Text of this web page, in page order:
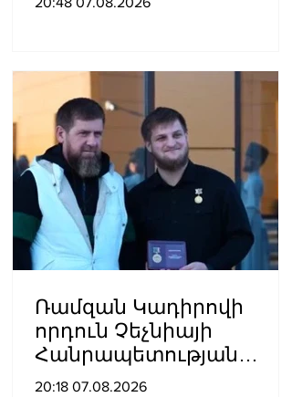
Ռամզան Կադիրովի
որդուն Չեչնիայի
Հանրապետության
հերոսի կոչում են
20:18 07.08.2026